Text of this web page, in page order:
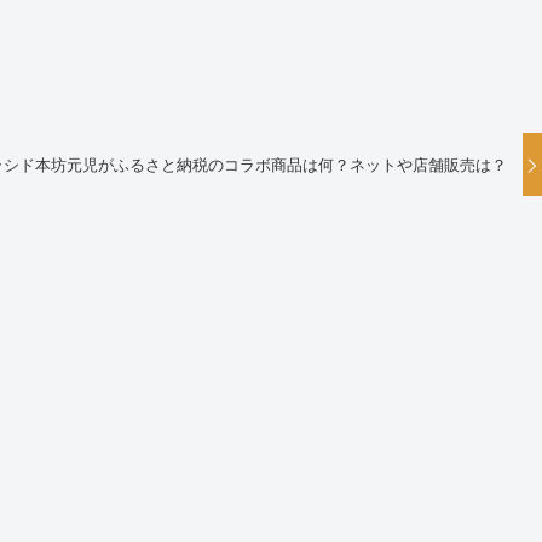
ド本坊元児がふるさと納税のコラボ商品は何？ネットや店舗販売は？